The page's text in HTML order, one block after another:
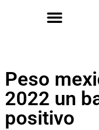
Peso
2022 un
positivo